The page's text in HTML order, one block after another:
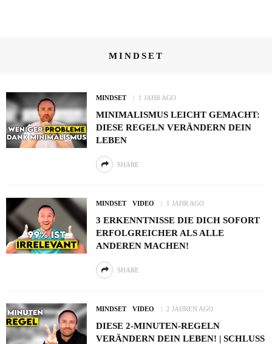
MINDSET
MINDSET 1 JAHR AGO
MINIMALISMUS LEICHT GEMACHT:
DIESE REGELN VERÄNDERN DEIN
LEBEN
SHARE
MINDSET VIDEO 1 JAHR AGO
3 ERKENNTNISSE DIE DICH SOFORT
ERFOLGREICHER ALS ALLE
ANDEREN MACHEN!
SHARE
MINDSET VIDEO 2 JAHREN AGO
DIESE 2-MINUTEN-REGELN
VERÄNDERN DEIN LEBEN! | SCHLUSS